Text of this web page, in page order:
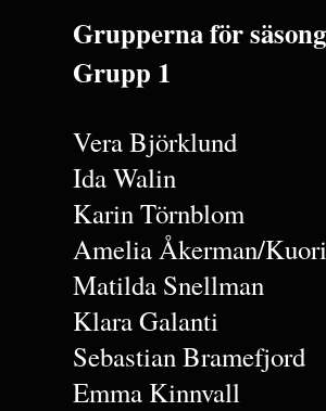
Grupperna för
Grupp 1
Vera Björklund
Ida Walin
Karin Törnblom
Amelia Åkerman/
Matilda Snellman
Klara Galanti
Sebastian Bramefjord
Emma Kinnvall